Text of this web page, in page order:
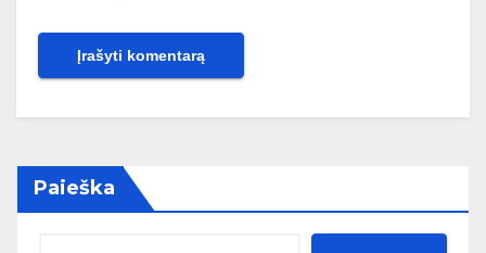
Paieška